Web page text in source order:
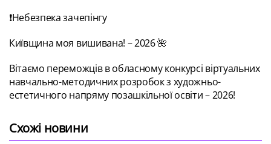
❗Небезпека зачепінгу
Київщина моя вишивана! – 2026 🌺
Вітаємо переможців в обласному конкурсі віртуальних
навчально-методичних розробок з художньо-
естетичного напряму позашкільної освіти – 2026!
Схожі новини